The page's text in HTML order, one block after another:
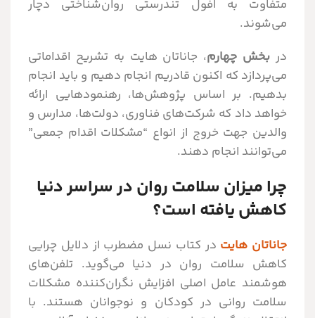
متفاوت به افول تندرستی روان‌شناختی دچار
می‌شوند.
در بخش چهارم، جاناتان هایت به تشریح اقداماتی
می‌پردازد که اکنون قادریم انجام دهیم و باید انجام
بدهیم. بر اساس پژوهش‌ها، رهنمودهایی ارائه
خواهد داد که شرکت‌های فناوری، دولت‌ها، مدارس و
والدین جهت خروج از انواع “مشکلات اقدام جمعی”
می‌توانند انجام دهند.
چرا میزان سلامت روان در سراسر دنیا
کاهش یافته است؟
جاناتان هایت در کتاب نسل مضطرب از دلایل چرایی
کاهش سلامت روان در دنیا می‌گوید. تلفن‌های
هوشمند عامل اصلی افزایش نگران‌کننده مشکلات
سلامت روانی در کودکان و نوجوانان هستند. با